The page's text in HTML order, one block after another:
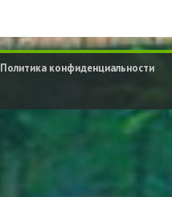
Политика конфиденциальности